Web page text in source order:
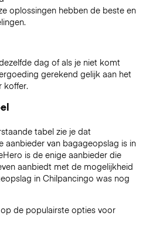
oplossingen hebben de beste en
dag of als je niet komt
gerekend gelijk aan het
koffer.
tabel zie je dat
aanbieder van bagageopslag is in
is de enige aanbieder die
aanbiedt met de mogelijkheid
in Chilpancingo was nog
de populairste opties voor